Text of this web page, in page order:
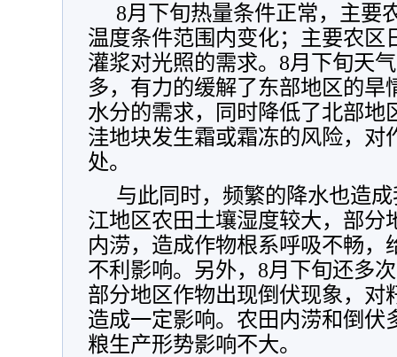
8月下旬热量条件正常，主要
温度条件范围内变化；主要农区
灌浆对光照的需求。8月下旬天
多，有力的缓解了东部地区的旱
水分的需求，同时降低了北部地
洼地块发生霜或霜冻的风险，对
处。
与此同时，频繁的降水也造
江地区农田土壤湿度较大，部分
内涝，造成作物根系呼吸不畅，
不利影响。另外，8月下旬还多
部分地区作物出现倒伏现象，对
造成一定影响。农田内涝和倒伏
粮生产形势影响不大。